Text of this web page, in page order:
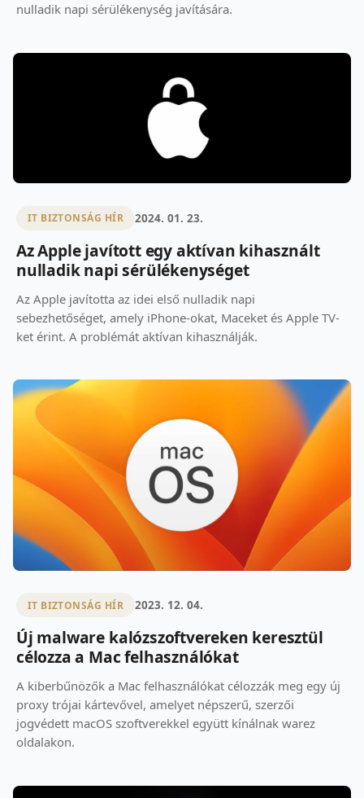
nulladik napi sérülékenység javítására.
IT BIZTONSÁG HÍR 2024. 01. 23.
Az Apple javított egy aktívan kihasznált
nulladik napi sérülékenységet
Az Apple javította az idei első nulladik napi
sebezhetőséget, amely iPhone-okat, Maceket és Apple TV-
ket érint. A problémát aktívan kihasználják.
IT BIZTONSÁG HÍR 2023. 12. 04.
Új malware kalózszoftvereken keresztül
célozza a Mac felhasználókat
A kiberbűnözők a Mac felhasználókat célozzák meg egy új
proxy trójai kártevővel, amelyet népszerű, szerzői
jogvédett macOS szoftverekkel együtt kínálnak warez
oldalakon.